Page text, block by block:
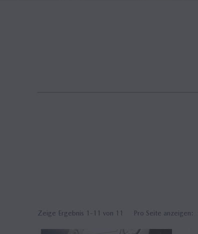
Zeige Ergebnis 1-11 von 11 Pro Seite anzeigen: